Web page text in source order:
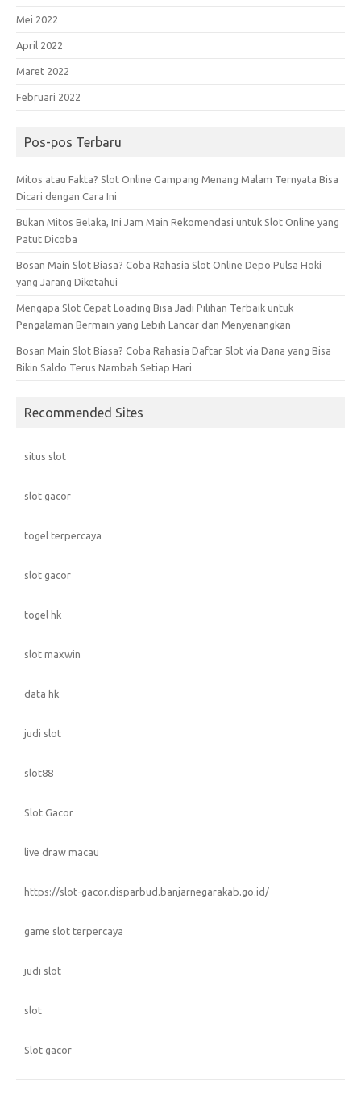
Mei 2022
April 2022
Maret 2022
Februari 2022
Pos-pos Terbaru
Mitos atau Fakta? Slot Online Gampang Menang Malam Ternyata Bisa
Dicari dengan Cara Ini
Bukan Mitos Belaka, Ini Jam Main Rekomendasi untuk Slot Online yang
Patut Dicoba
Bosan Main Slot Biasa? Coba Rahasia Slot Online Depo Pulsa Hoki
yang Jarang Diketahui
Mengapa Slot Cepat Loading Bisa Jadi Pilihan Terbaik untuk
Pengalaman Bermain yang Lebih Lancar dan Menyenangkan
Bosan Main Slot Biasa? Coba Rahasia Daftar Slot via Dana yang Bisa
Bikin Saldo Terus Nambah Setiap Hari
Recommended Sites
situs slot
slot gacor
togel terpercaya
slot gacor
togel hk
slot maxwin
data hk
judi slot
slot88
Slot Gacor
live draw macau
https://slot-gacor.disparbud.banjarnegarakab.go.id/
game slot terpercaya
judi slot
slot
Slot gacor